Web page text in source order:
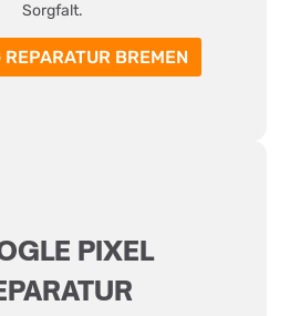
Sorgfalt.
REPARATUR BREMEN
PIXEL